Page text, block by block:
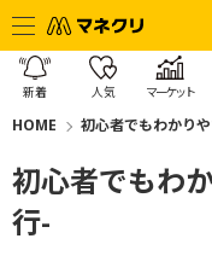
新着 人気 マーケット
HOME 初心者でもわかり
初心者でもわ
行-